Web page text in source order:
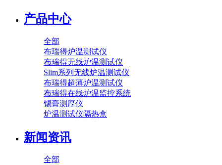
产品中心
全部
布瑞得炉温测试仪
布瑞得无线炉温测试仪
Slim系列无线炉温测试仪
布瑞得超薄炉温测试仪
布瑞得在线炉温监控系统
锡膏测厚仪
炉温测试仪隔热盒
新闻资讯
全部